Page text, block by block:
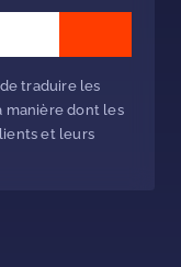
traduire les
manière dont les
et leurs